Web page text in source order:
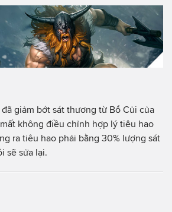
giảm bớt sát thương từ Bổ Củi của
không điều chỉnh hợp lý tiêu hao
ra tiêu hao phải bằng 30% lượng sát
sẽ sửa lại.